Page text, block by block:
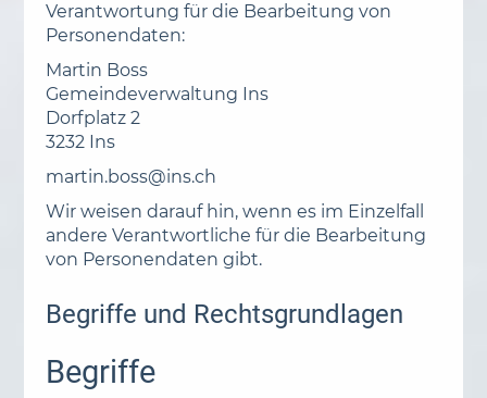
Verantwortung für die Bearbeitung von
Personendaten:
Martin Boss
Gemeindeverwaltung Ins
Dorfplatz 2
3232 Ins
martin.boss@ins.ch
Wir weisen darauf hin, wenn es im Einzelfall
andere Verantwortliche für die Bearbeitung
von Personendaten gibt.
Begriffe und Rechtsgrundlagen
Begriffe